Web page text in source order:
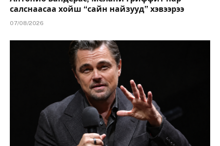
салснаасаа хойш “сайн найзууд” хэвээрээ
07/08/2026